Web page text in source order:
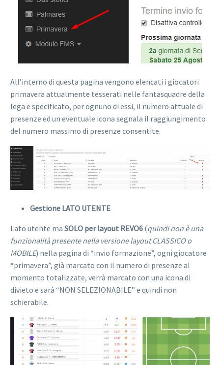
All’interno di questa pagina vengono elencati i giocatori
primavera attualmente tesserati nelle fantasquadre della
lega e specificato, per ognuno di essi, il numero attuale di
presenze ed un eventuale icona segnala il raggiungimento
del numero massimo di presenze consentite.
Gestione LATO UTENTE
Lato utente ma SOLO per layout REVO6 (quindi non è una
funzionalità presente nella versione layout CLASSICO o
MOBILE) nella pagina di “invio formazione”, ogni giocatore
“primavera”, già marcato con il numero di presenze al
momento totalizzate, verrà marcato con una icona di
divieto e sarà “NON SELEZIONABILE” e quindi non
schierabile.